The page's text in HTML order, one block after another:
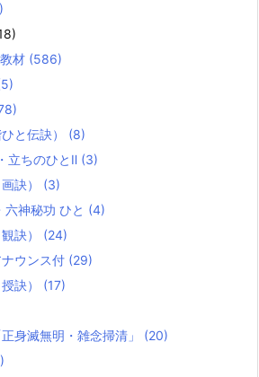
材 (586)
と伝訣） (8)
立ちのひとⅡ (3)
訣） (3)
神秘功 ひと (4)
訣） (24)
ウンス付 (29)
訣） (17)
身滅無明・雑念掃清」 (20)